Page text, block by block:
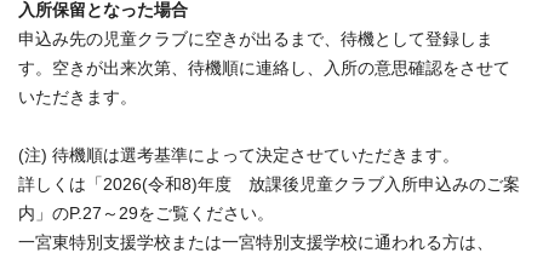
入所保留となった場合
申込み先の児童クラブに空きが出るまで、待機として登録しま
す。空きが出来次第、待機順に連絡し、入所の意思確認をさせて
いただきます。
(注) 待機順は選考基準によって決定させていただきます。
詳しくは「2026(令和8)年度 放課後児童クラブ入所申込みのご案
内」のP.27～29をご覧ください。
一宮東特別支援学校または一宮特別支援学校に通われる方は、